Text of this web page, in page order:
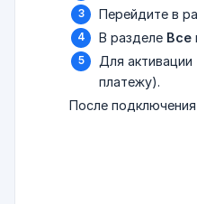
Перейдите в
В разделе Все
Для
платежу).
После